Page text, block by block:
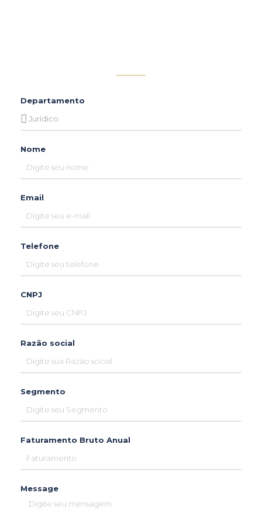
Departamento
Nome
Email
Telefone
CNPJ
Razão social
Segmento
Faturamento Bruto Anual
Message